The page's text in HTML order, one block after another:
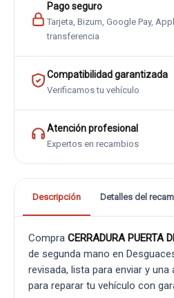
Pago seguro
Tarjeta, Bizum, Google Pay,
transferencia
Compatibilidad garantizada
Verificamos tu vehículo
Atención profesional
Expertos en recambios
Descripción Detalles del
Compra CERRADURA PUERTA
de segunda mano en
revisada, lista para enviar y
para reparar tu vehículo con